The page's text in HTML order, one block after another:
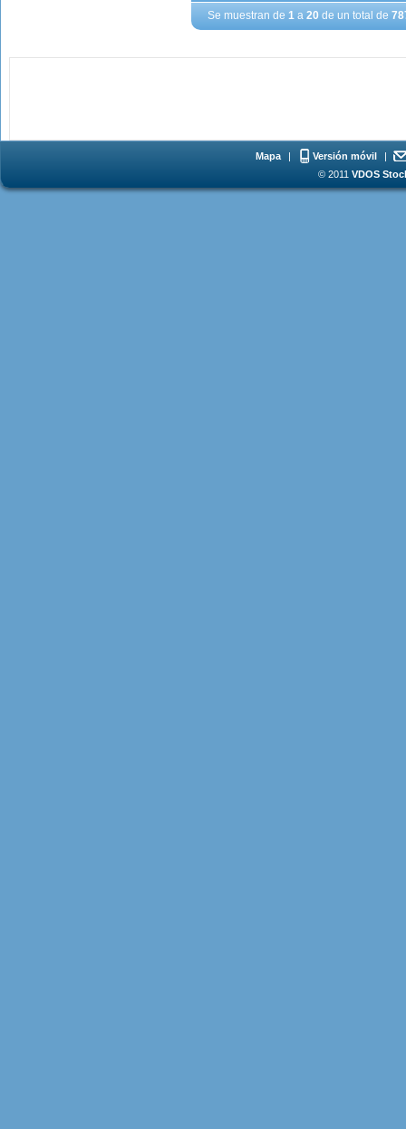
Se muestran de 1 a 20 de un total de
Mapa | Versión móvil
|
© 2011 VDOS